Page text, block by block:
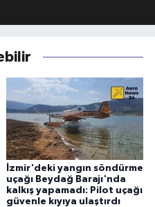
İzmir'deki yangın söndürme
uçağı Beydağ Barajı'nda
kalkış yapamadı: Pilot uçağı
güvenle kıyıya ulaştırdı